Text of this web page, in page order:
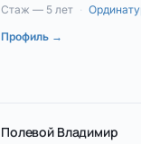
Стаж — 5 лет ·
Профиль →
Полевой Владимир